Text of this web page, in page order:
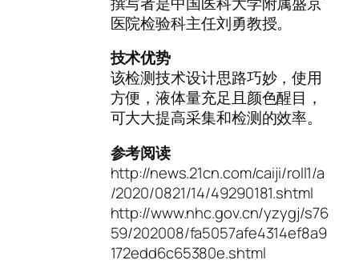
医院检验科主任刘勇教授。
技术优势
该检测技术设计思路巧妙，使用
方便，液体量充足且颜色醒目，
可大大提高采集和检测的效率。
参考阅读
http://news.21cn.com/caiji/roll1/a
/2020/0821/14/49290181.shtml
http://www.nhc.gov.cn/yzygj/s76
59/202008/fa5057afe4314ef8a9
172edd6c65380e.shtml